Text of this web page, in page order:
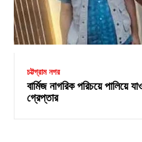
চট্টগ্রাম নগর
বার্মিজ নাগরিক পরিচয়ে পালিয়ে
গ্রেপ্তার